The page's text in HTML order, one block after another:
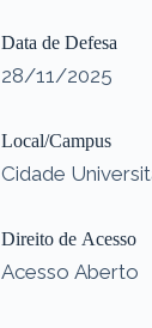
Data de Defesa
28/11/2025
Local/Campus
Cidade
Direito de Acesso
Acesso Aberto